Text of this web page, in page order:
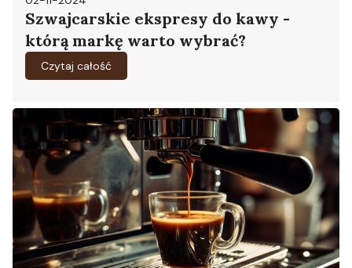
Szwajcarskie ekspresy do kawy -
którą markę warto wybrać?
Czytaj całość